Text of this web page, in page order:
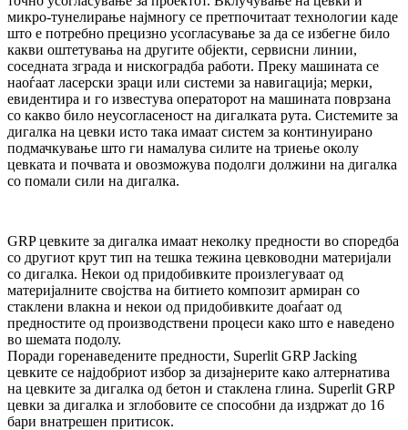
микро-тунелирање најмногу се претпочитаат технологии каде
што е потребно прецизно усогласување за да се избегне било
какви оштетувања на другите објекти, сервисни линии,
соседната зграда и нискоградба работи. Преку машината се
наоѓаат ласерски зраци или системи за навигација; мерки,
евидентира и го известува операторот на машината поврзана
со какво било неусогласеност на дигалката рута. Системите за
дигалка на цевки исто така имаат систем за континуирано
подмачкување што ги намалува силите на триење околу
цевката и почвата и овозможува подолги должини на дигалка
со помали сили на дигалка.
GRP цевките за дигалка имаат неколку предности во споредба
со другиот крут тип на тешка тежина цевководни материјали
со дигалка. Некои од придобивките произлегуваат од
материјалните својства на битието композит армиран со
стаклени влакна и некои од придобивките доаѓаат од
предностите од производствени процеси како што е наведено
во шемата подолу.
Поради горенаведените предности, Superlit GRP Jacking
цевките се најдобриот избор за дизајнерите како алтернатива
на цевките за дигалка од бетон и стаклена глина. Superlit GRP
цевки за дигалка и зглобовите се способни да издржат до 16
бари внатрешен притисок.